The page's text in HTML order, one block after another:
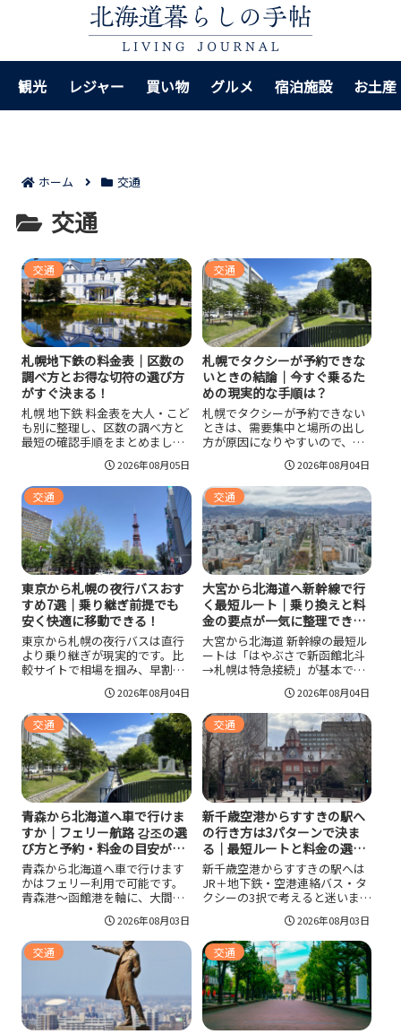
観光 レジャー 買い物 グルメ 宿泊施設 お土産
ホーム 交通
交通
交通
札幌地下鉄の料金表｜区数の
調べ方とお得な切符の選び方
がすぐ決まる！
札幌 地下鉄 料金表を大人・こど
も別に整理し、区数の調べ方と
最短の確認手順をまとめまし
た。土日祝に強いドニチカキッ
プや地下鉄専用1日乗車券の料金
目安、バス・市電の乗継運賃の
考え方、家族利用で迷いやすい
子ども区分まで、移動前に判断
できるポイントを一気に確認で
きます。
2026年08月05日
交通
札幌でタクシーが予約できな
いときの結論｜今すぐ乗るた
めの現実的な手順は？
札幌でタクシーが予約できない
ときは、需要集中と場所の出し
方が原因になりやすいので、ピ
ンを停車しやすい地点に置き直
して即時配車へ切り替え、5分単
位で別アプリや1ブロック移動を
試すのが最短です。雪やイベン
ト日は予約枠が埋まりやすいた
め、地下鉄やバスで近づいて最
後だけタクシーにするなど代替
手段も併用すると移動が安定し
ます。
2026年08月04日
交通
東京から札幌の夜行バスおす
すめ7選｜乗り継ぎ前提でも
安く快適に移動できる！
東京から札幌の夜行バスは直行
より乗り継ぎが現実的です。比
較サイトで相場を掴み、早割と
曜日調整で総額を下げ、座席タ
イプと装備で睡眠の質を確保す
ると到着後も動けます。フェリ
ー併用も選択肢に入れ、集合場
所と日付ミスを防いでスムーズ
に移動しましょう。
2026年08月04日
交通
大宮から北海道へ新幹線で行
く最短ルート｜乗り換えと料
金の要点が一気に整理でき
る！
大宮から北海道 新幹線の最短ル
ートは「はやぶさで新函館北斗
→札幌は特急接続」が基本で、
指定席は大宮→新函館北斗が約
22,600円、新函館北斗→札幌が
約9,770円を目安に総額を先に見
積もると失敗しません。函館目
的ならはこだてライナー活用が
スムーズで、冬季や週末は接続
に余裕を持ち、えきねっと事前
受付などで早めに座席を確保す
ると安心です。
2026年08月04日
交通
青森から北海道へ車で行けま
すか｜フェリー航路 강조の選
び方と予約・料金の目安がす
ぐ決まる！
青森から北海道へ車で行けます
かはフェリー利用で可能です。
青森港〜函館港を軸に、大間発
転時間と到着後の走行距離まで
合算すると最適航路が決まりま
す。公式の時刻表と運賃を確認
して早めに予約し、受付締切に
余裕を持って到着すれば初めて
でも安心です。
2026年08月03日
交通
新千歳空港からすすきの駅へ
の行き方は3パターンで決ま
る｜最短ルートと料金の選び
方がわかる！
新千歳空港からすすきの駅へは
JR＋地下鉄・空港連絡バス・タ
クシーの3択で考えると迷いませ
ト」＋南北線、乗り換えを減ら
すならバス、荷物多めや深夜は
タクシーが安心です。料金目安
と所要時間、冬の渋滞や運休リ
スク、停留所と出口の選び方ま
でまとめて確認できます。
2026年08月03日
交通 交通